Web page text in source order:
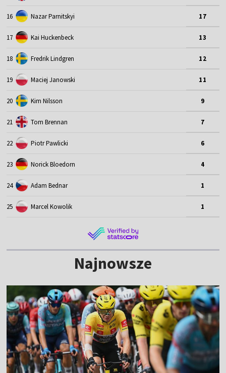
16 Nazar Parnitskyi 17
17 Kai Huckenbeck 13
18 Fredrik Lindgren 12
19 Maciej Janowski 11
20 Kim Nilsson 9
21 Tom Brennan 7
22 Piotr Pawlicki 6
23 Norick Bloedorn 4
24 Adam Bednar 1
25 Marcel Kowolik 1
Najnowsze